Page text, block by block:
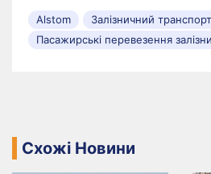
Alstom
Залізничний транспорт
Пасажирські перевезення
Схожі Новини